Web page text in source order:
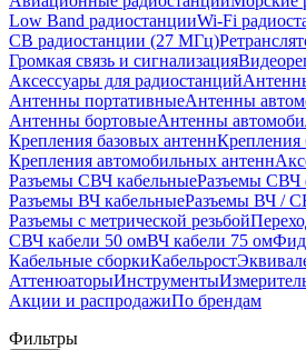
Low Band радиостанцииWi-Fi
CB радиостанции (27 МГц)
Громкая связь и сигнализация
Аксессуары для радиостанций
Антенны портативныеАнтенны
Антенны бортовыеАнтенны
Крепления базовых антеннКрепления
Крепления автомобильных антенн
Разъемы СВЧ кабельныеРазъемы СВЧ
Разъемы ВЧ кабельныеРазъемы ВЧ /
Разъемы с метрической резьбой
СВЧ кабели 50 омВЧ кабели 75 ом
Кабельные сборкиКабельрост
АттенюаторыИнструменты
Акции и распродажиПо брендам
Фильтры